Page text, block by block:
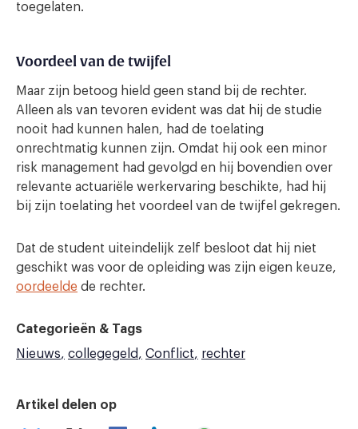
toegelaten.
Voordeel van de twijfel
Maar zijn betoog hield geen stand bij de rechter.
Alleen als van tevoren evident was dat hij de studie
nooit had kunnen halen, had de toelating
onrechtmatig kunnen zijn. Omdat hij ook een minor
risk management had gevolgd en hij bovendien over
relevante actuariële werkervaring beschikte, had hij
bij zijn toelating het voordeel van de twijfel gekregen.
Dat de student uiteindelijk zelf besloot dat hij niet
geschikt was voor de opleiding was zijn eigen keuze,
oordeelde de rechter.
Categorieën & Tags
Nieuws
collegegeld Conflict rechter
Artikel delen op